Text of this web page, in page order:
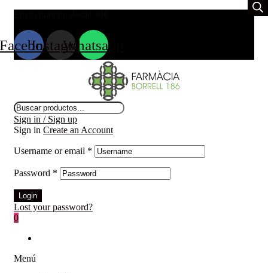
Instagram
Whatsapp
Búsqueda
de
productos
Sign in / Sign up
Sign in Create an Account
Username or email *
Password *
Login
Lost your password?
0
Menú